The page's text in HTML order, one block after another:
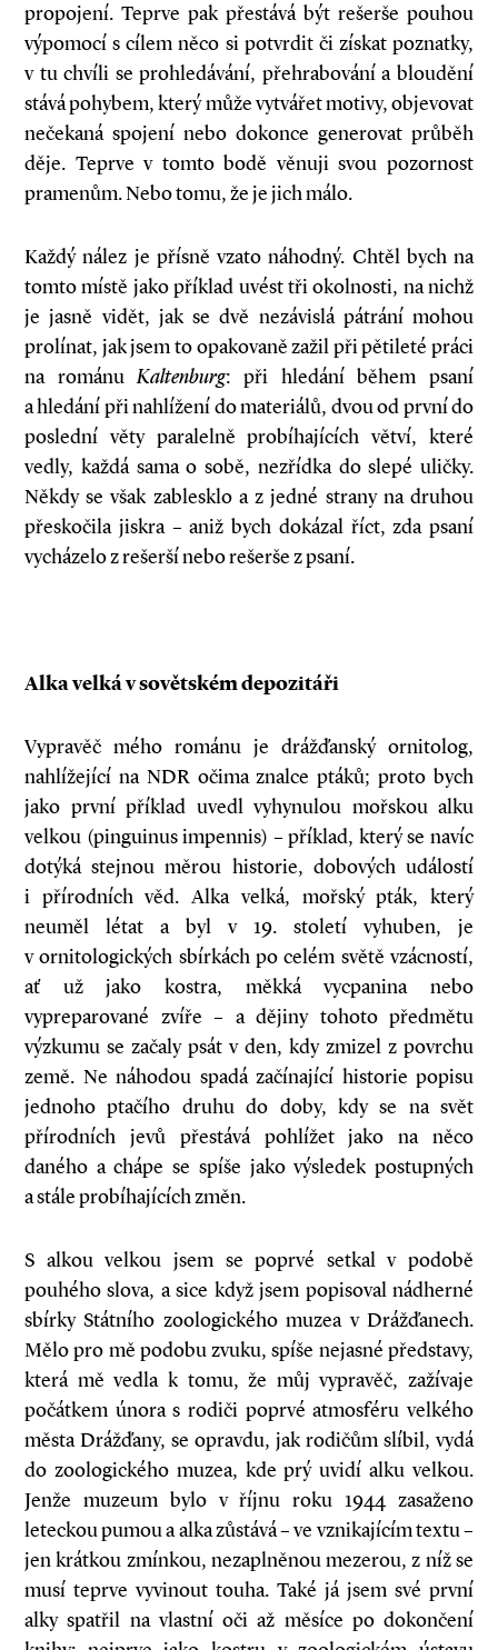
propojení. Teprve pak přestává být rešerše pouhou
výpomocí s cílem něco si potvrdit či získat poznatky,
v tu chvíli se prohledávání, přehrabování a bloudění
stává pohybem, který může vytvářet motivy, objevovat
nečekaná spojení nebo dokonce generovat průběh
děje. Teprve v tomto bodě věnuji svou pozornost
pramenům. Nebo tomu, že je jich málo.
Každý nález je přísně vzato náhodný. Chtěl bych na
tomto místě jako příklad uvést tři okolnosti, na nichž
je jasně vidět, jak se dvě nezávislá pátrání mohou
prolínat, jak jsem to opakovaně zažil při pětileté práci
na románuKaltenburg: při hledání během psaní
a hledání při nahlížení do materiálů, dvou od první do
poslední věty paralelně probíhajících větví, které
vedly, každá sama o sobě, nezřídka do slepé uličky.
Někdy se však zablesklo a z jedné strany na druhou
přeskočila jiskra – aniž bych dokázal říct, zda psaní
vycházelo z rešerší nebo rešerše z psaní.
Alka velká v sovětském depozitáři
Vypravěč mého románu je drážďanský ornitolog,
nahlížející na NDR očima znalce ptáků; proto bych
jako první příklad uvedl vyhynulou mořskou alku
velkou (pinguinus impennis) – příklad, který se navíc
dotýká stejnou měrou historie, dobových událostí
i přírodních věd. Alka velká, mořský pták, který
neuměl létat a byl v 19. století vyhuben, je
v ornitologických sbírkách po celém světě vzácností,
ať už jako kostra, měkká vycpanina nebo
vypreparované zvíře – a dějiny tohoto předmětu
výzkumu se začaly psát v den, kdy zmizel z povrchu
země. Ne náhodou spadá začínající historie popisu
jednoho ptačího druhu do doby, kdy se na svět
přírodních jevů přestává pohlížet jako na něco
daného a chápe se spíše jako výsledek postupných
a stále probíhajících změn.
S alkou velkou jsem se poprvé setkal v podobě
pouhého slova, a sice když jsem popisoval nádherné
sbírky Státního zoologického muzea v Drážďanech.
Mělo pro mě podobu zvuku, spíše nejasné představy,
která mě vedla k tomu, že můj vypravěč, zažívaje
počátkem února s rodiči poprvé atmosféru velkého
města Drážďany, se opravdu, jak rodičům slíbil, vydá
do zoologického muzea, kde prý uvidí alku velkou.
Jenže muzeum bylo v říjnu roku 1944 zasaženo
leteckou pumou a alka zůstává – ve vznikajícím textu –
jen krátkou zmínkou, nezaplněnou mezerou, z níž se
musí teprve vyvinout touha. Také já jsem své první
alky spatřil na vlastní oči až měsíce po dokončení